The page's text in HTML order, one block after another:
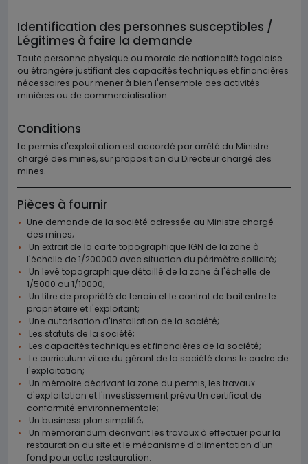
Identification des personnes susceptibles /
Légitimes à faire la demande
Toute personne physique ou morale de nationalité togolaise
ou étrangère justifiant des capacités techniques et financières
nécessaires pour mener à bien l'ensemble des activités
minières ou de commercialisation.
Conditions
Le permis d'exploitation est accordé par arrêté du Ministre
chargé des mines, sur proposition du Directeur chargé des
mines.
Pièces à fournir
Une demande de la société adressée au Ministre chargé
des mines;
Un extrait de la carte topographique IGN de la zone à
l'échelle de 1/200000 avec situation du périmètre sollicité;
Un levé topographique détaillé de la zone à l'échelle de
1/5000 ou 1/10000;
Un titre de propriété de terrain et le contrat de bail entre le
propriétaire et l'exploitant;
Une autorisation d'installation de la société;
Les statuts de la société;
Les capacités techniques et financières de la société;
Le curriculum vitae du gérant de la société dans le cadre de
l'exploitation;
Un mémoire décrivant la zone du permis, les travaux
d'exploitation et l'investissement prévu Un certificat de
conformité environnementale;
Un business plan simplifié;
Un mémorandum décrivant les travaux à effectuer pour la
restauration du site et le mécanisme d'alimentation d'un
fond pour cette restauration.